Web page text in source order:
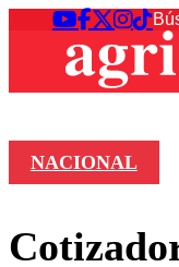
NACIONAL